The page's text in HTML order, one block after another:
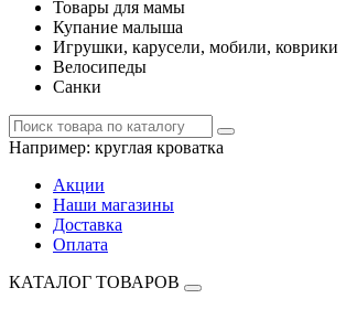
Товары для мамы
Купание малыша
Игрушки, карусели, мобили, коврики
Велосипеды
Санки
Например: круглая кроватка
Акции
Наши магазины
Доставка
Оплата
КАТАЛОГ ТОВАРОВ